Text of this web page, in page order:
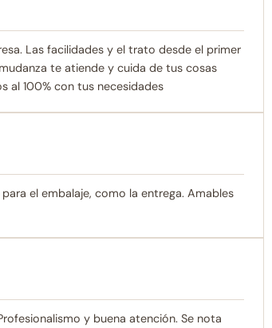
Las facilidades y el trato desde el primer
te atiende y cuida de tus cosas
al 100% con tus necesidades
el embalaje, como la entrega. Amables
y buena atención. Se nota